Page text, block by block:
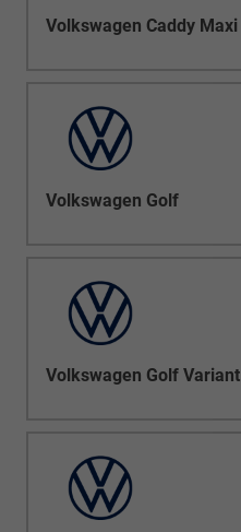
Volkswagen Caddy Maxi
Volkswagen Golf
Volkswagen Golf Variant